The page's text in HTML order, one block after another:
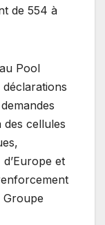
de 554 à
Pool
des cellules
et
Groupe